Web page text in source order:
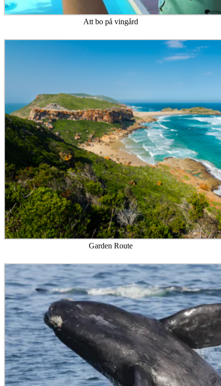
Att bo på vingård
Garden Route